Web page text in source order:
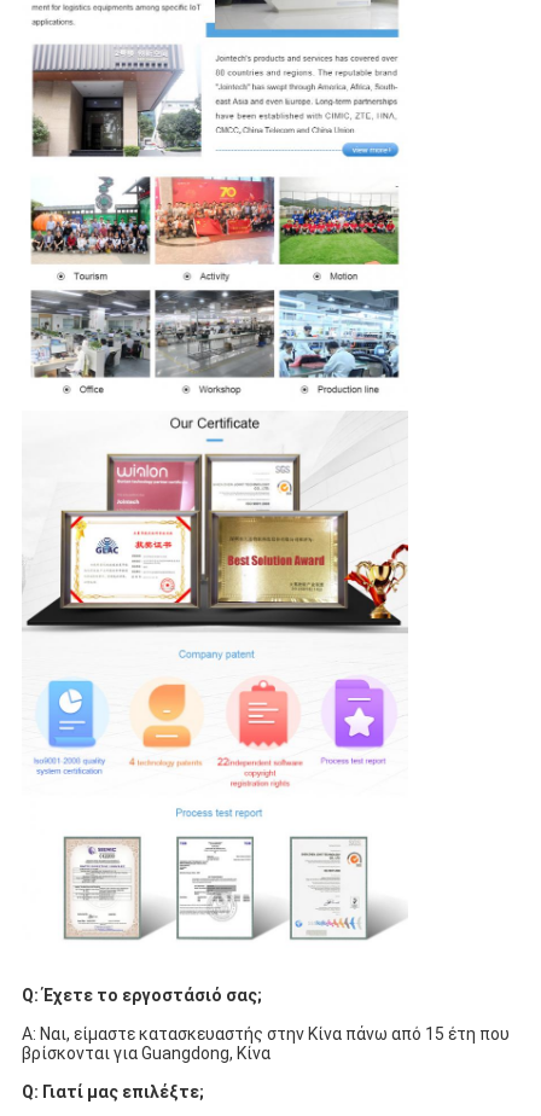
Q: Έχετε το εργοστάσιό σας;
Α: Ναι, είμαστε κατασκευαστής στην Κίνα πάνω από 15 έτη που
βρίσκονται για Guangdong, Κίνα
Q: Γιατί μας επιλέξτε;